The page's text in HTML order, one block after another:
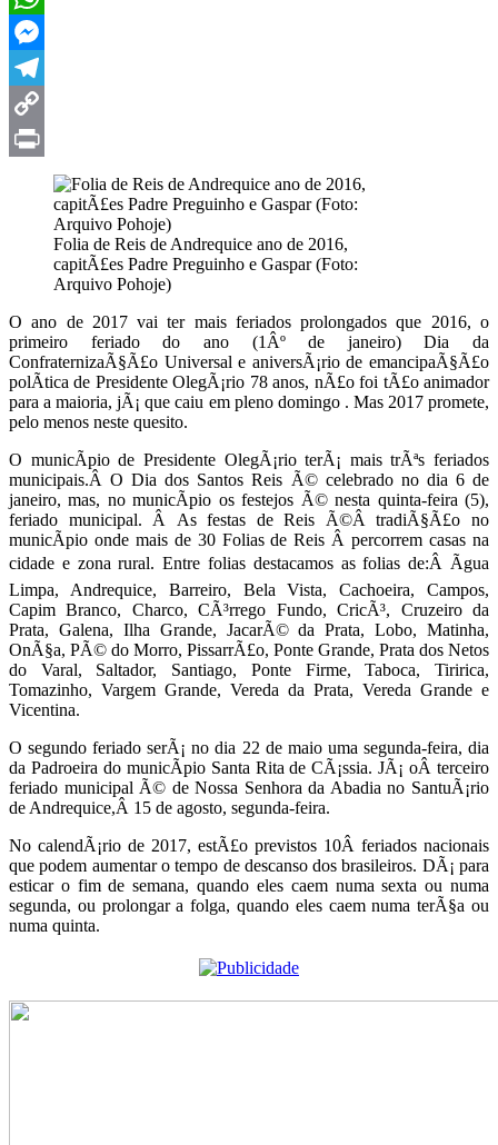
WhatsApp
Messenger
Telegram
Copy
Folia de Reis de Andrequice ano de 2016,
capitÃ£es Padre Preguinho e Gaspar (Foto:
Arquivo Pohoje)
O ano de 2017 vai ter mais feriados prolongados que 2016, o
primeiro feriado do ano (1Âº de janeiro) Dia da
ConfraternizaÃ§Ã£o Universal e aniversÃ¡rio de emancipaÃ§Ã£o
polÃ­tica de Presidente OlegÃ¡rio 78 anos, nÃ£o foi tÃ£o animador
para a maioria, jÃ¡ que caiu em pleno domingo . Mas 2017 promete,
pelo menos neste quesito.
O municÃ­pio de Presidente OlegÃ¡rio terÃ¡ mais trÃªs feriados
municipais.Â O Dia dos Santos Reis Ã© celebrado no dia 6 de
janeiro, mas, no municÃ­pio os festejos Ã© nesta quinta-feira (5),
feriado municipal. Â As festas de Reis Ã©Â tradiÃ§Ã£o no
municÃ­pio onde mais de 30 Folias de Reis Â percorrem casas na
cidade e zona rural. Entre folias destacamos as folias de:Â Ãgua
Limpa, Andrequice, Barreiro, Bela Vista, Cachoeira, Campos,
Capim Branco, Charco, CÃ³rrego Fundo, CricÃ³, Cruzeiro da
Prata, Galena, Ilha Grande, JacarÃ© da Prata, Lobo, Matinha,
OnÃ§a, PÃ© do Morro, PissarrÃ£o, Ponte Grande, Prata dos Netos
do Varal, Saltador, Santiago, Ponte Firme, Taboca, Tiririca,
Tomazinho, Vargem Grande, Vereda da Prata, Vereda Grande e
Vicentina.
O segundo feriado serÃ¡ no dia 22 de maio uma segunda-feira, dia
da Padroeira do municÃ­pio Santa Rita de CÃ¡ssia. JÃ¡ oÂ terceiro
feriado municipal Ã© de Nossa Senhora da Abadia no SantuÃ¡rio
de Andrequice,Â 15 de agosto, segunda-feira.
No calendÃ¡rio de 2017, estÃ£o previstos 10Â feriados nacionais
que podem aumentar o tempo de descanso dos brasileiros. DÃ¡ para
esticar o fim de semana, quando eles caem numa sexta ou numa
segunda, ou prolongar a folga, quando eles caem numa terÃ§a ou
numa quinta.